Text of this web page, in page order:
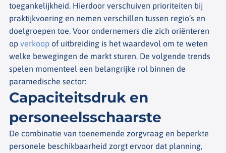
toegankelijkheid. Hierdoor verschuiven prioriteiten bij
praktijkvoering en nemen verschillen tussen regio’s en
doelgroepen toe. Voor ondernemers die zich oriënteren
op verkoop of uitbreiding is het waardevol om te weten
welke bewegingen de markt sturen. De volgende trends
spelen momenteel een belangrijke rol binnen de
paramedische sector:
Capaciteitsdruk en
personeelsschaarste
De combinatie van toenemende zorgvraag en beperkte
personele beschikbaarheid zorgt ervoor dat planning,